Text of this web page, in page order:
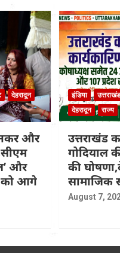
देहरादून
और
और
को आगे
इंडिया उत्तराखंड
देहरादून
राज्य
उत्तराखंड
गोदियाल
की
सामाजिक
August 7,